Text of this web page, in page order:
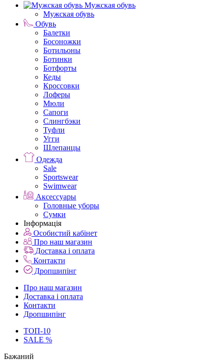
Мужская обувь
Мужская обувь
Обувь
Балетки
Босоножки
Ботильоны
Ботинки
Ботфорты
Кеды
Кроссовки
Лоферы
Мюли
Сапоги
Слингбэки
Туфли
Угги
Шлепанцы
Одежда
Sale
Sportswear
Swimwear
Аксессуары
Головные уборы
Сумки
Інформація
Особистий кабінет
Про наш магазин
Доставка і оплата
Контакти
Дропшипінг
Про наш магазин
Доставка і оплата
Контакти
Дропшипінг
ТОП-10
SALE %
Бажаний